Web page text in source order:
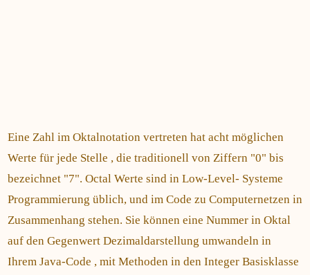
Eine Zahl im Oktalnotation vertreten hat acht möglichen
Werte für jede Stelle , die traditionell von Ziffern "0" bis
bezeichnet "7". Octal Werte sind in Low-Level- Systeme
Programmierung üblich, und im Code zu Computernetzen in
Zusammenhang stehen. Sie können eine Nummer in Oktal
auf den Gegenwert Dezimaldarstellung umwandeln in
Ihrem Java-Code , mit Methoden in den Integer Basisklasse